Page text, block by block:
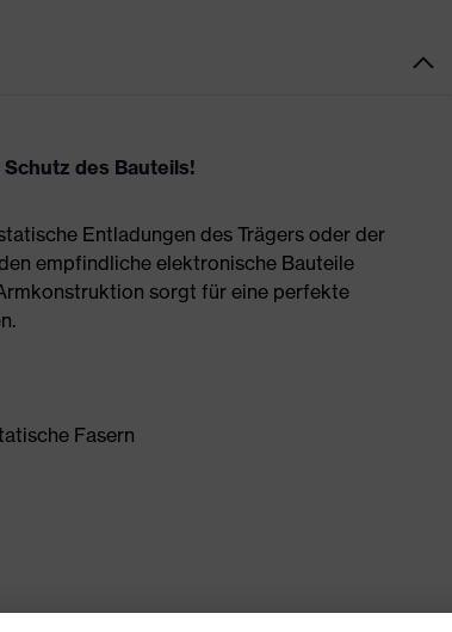
des Bauteils!
Entladungen des Trägers oder der
empfindliche elektronische Bauteile
sorgt für eine perfekte
Fasern